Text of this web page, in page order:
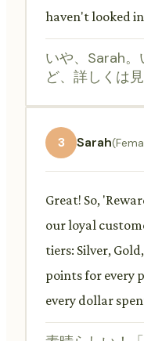
haven't looked
いや、Sarah
ど、詳しくは
3 Sarah
Great! So,
our loyal
tiers: Silver,
points for every
every dollar